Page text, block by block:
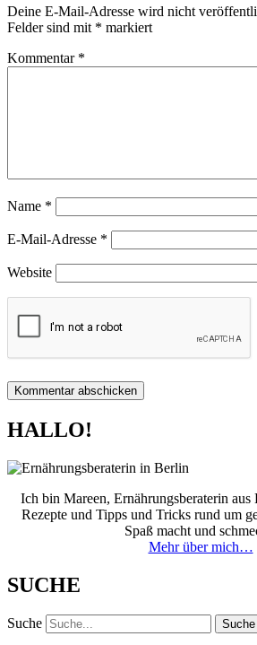
Deine E-Mail-Adresse wird nicht
Felder sind mit * markiert
Kommentar *
Name *
E-Mail-Adresse *
Website
HALLO!
Ich bin Mareen, Ernährungsberaterin
Rezepte und Tipps und Tricks rund um
Spaß macht und
Mehr über mich…
SUCHE
Suche Suche